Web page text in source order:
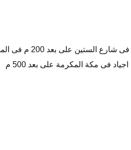
على بعد 200 م فى المدينة المنورة
فى مكة المكرمة على بعد 500 م